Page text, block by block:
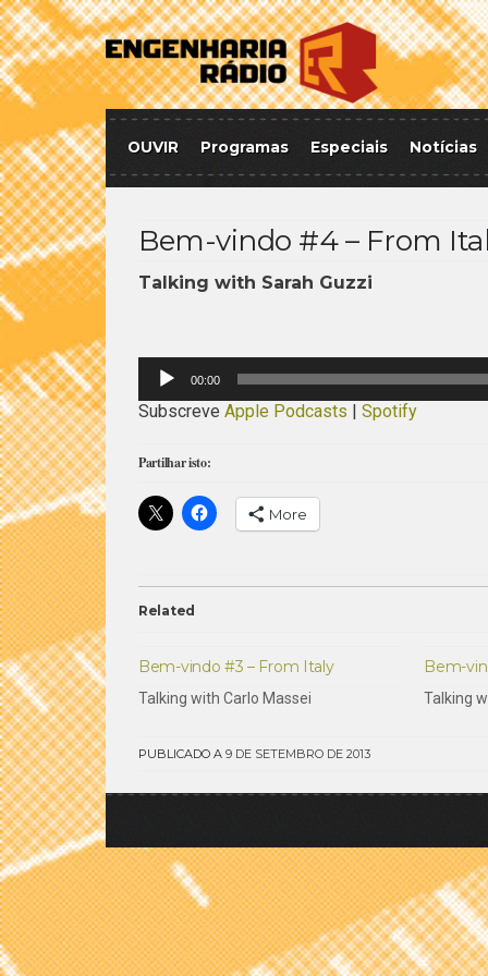
OUVIR Programas Especiais Notícias
Bem-vindo #4 – From
Talking with Sarah Guzzi
Reprodutor
áudio
00:00
Subscreve Apple Podcasts | Spotify
Partilhar isto:
More
Related
Bem-vindo #3 – From Italy
Talking with Carlo Massei
Bem-
Talking
PUBLICADO A 9 DE SETEMBRO DE 2013